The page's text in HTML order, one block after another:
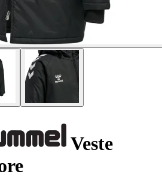
Veste